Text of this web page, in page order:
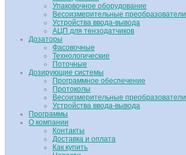
Упаковочное оборудование
Весоизмерительные преобразователи
Устройства ввода-вывода
АЦП для тензодатчиков
Дозаторы
Фасовочные
Технологические
Поточные
Дозирующие системы
Программное обеспечение
Протоколы
Весоизмерительные преобразователи
Устройства ввода-вывода
Программы
О компании
Контакты
Доставка и оплата
Как купить